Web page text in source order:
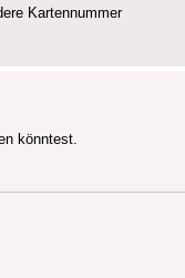
Kartennummer
könntest.